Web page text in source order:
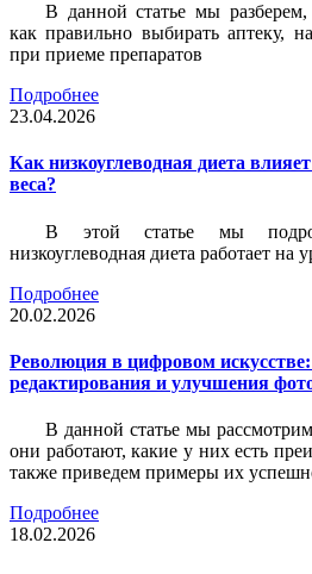
В данной статье мы разберем,
как правильно выбирать аптеку,
при приеме препаратов
Подробнее
23.04.2026
Как низкоуглеводная диета
веса?
В этой статье мы
низкоуглеводная диета работает на
Подробнее
20.02.2026
Революция в цифровом
редактирования и улучшения
В данной статье мы
они работают, какие у них есть
также приведем примеры их
Подробнее
18.02.2026